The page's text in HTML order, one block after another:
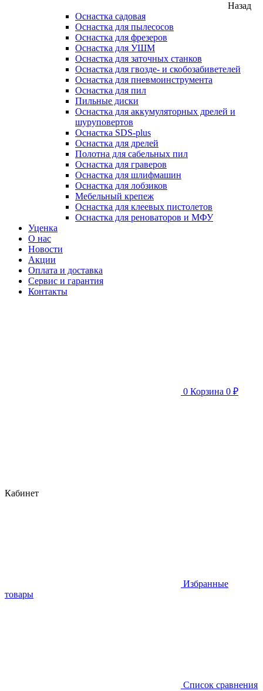
Назад
Оснастка садовая
Оснастка для пылесосов
Оснастка для фрезеров
Оснастка для УШМ
Оснастка для заточных станков
Оснастка для гвозде- и скобозабиветелей
Оснастка для пневмоинструмента
Оснастка для пил
Пильные диски
Оснастка для аккумуляторных дрелей и
шуруповертов
Оснастка SDS-plus
Оснастка для дрелей
Полотна для сабельных пил
Оснастка для граверов
Оснастка для шлифмашин
Оснастка для лобзиков
Мебельный крепеж
Оснастка для клеевых пистолетов
Оснастка для реноваторов и МФУ
Уценка
О нас
Новости
Акции
Оплата и доставка
Сервис и гарантия
Контакты
0 Корзина 0 ₽
Кабинет
Избранные
товары
Список сравнения